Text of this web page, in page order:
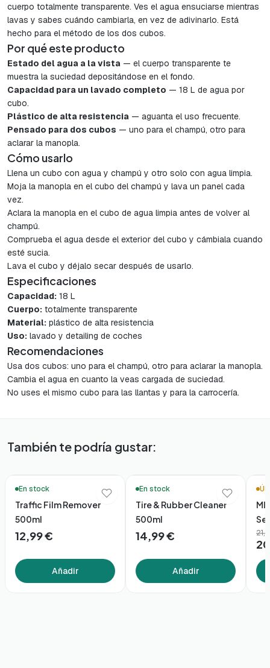
cuerpo totalmente transparente. Ves el agua ensuciarse mientras
lavas y sabes cuándo cambiarla, en vez de adivinarlo. Está
hecho para el método de los dos cubos.
Por qué este producto
Estado del agua a la vista — el cuerpo transparente te
muestra la suciedad depositándose en el fondo.
Capacidad para un lavado completo — 18 L de agua por
cubo.
Plástico de alta resistencia — aguanta el uso frecuente.
Pensado para dos cubos — uno para el champú, otro para
aclarar la manopla.
Cómo usarlo
Llena un cubo con agua y champú y otro solo con agua limpia.
Moja la manopla en el cubo del champú y lava un panel cada
vez.
Aclara la manopla en el cubo de agua limpia antes de volver al
champú.
Comprueba el agua desde el exterior del cubo y cámbiala cuando
esté sucia.
Lava el cubo y déjalo secar después de usarlo.
Especificaciones
Capacidad: 18 L
Cuerpo: totalmente transparente
Material: plástico de alta resistencia
Uso: lavado y detailing de coches
Recomendaciones
Usa dos cubos: uno para el champú, otro para aclarar la manopla.
Cambia el agua en cuanto la veas cargada de suciedad.
No uses el mismo cubo para las llantas y para la carrocería.
También te podría gustar:
En stock
Traffic Film Remover
500ml
12,99 €
Añadir
En stock
Tire & Rubber Cleaner
500ml
14,99 €
Añadir